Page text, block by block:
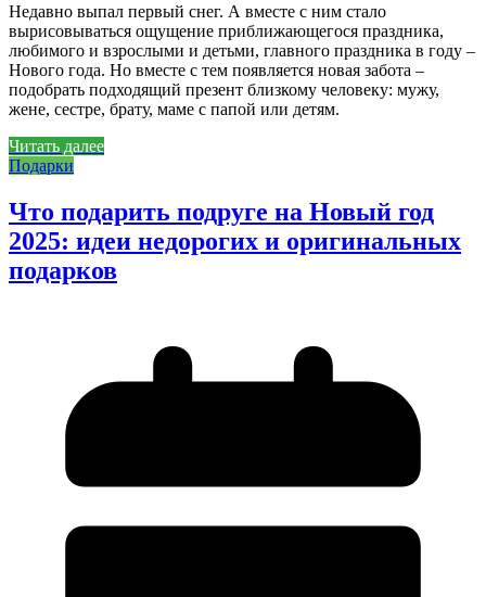
Недавно выпал первый снег. А вместе с ним стало
вырисовываться ощущение приближающегося праздника,
любимого и взрослыми и детьми, главного праздника в году –
Нового года. Но вместе с тем появляется новая забота –
подобрать подходящий презент близкому человеку: мужу,
жене, сестре, брату, маме с папой или детям.
Читать далее
Подарки
Что подарить подруге на Новый год
2025: идеи недорогих и оригинальных
подарков